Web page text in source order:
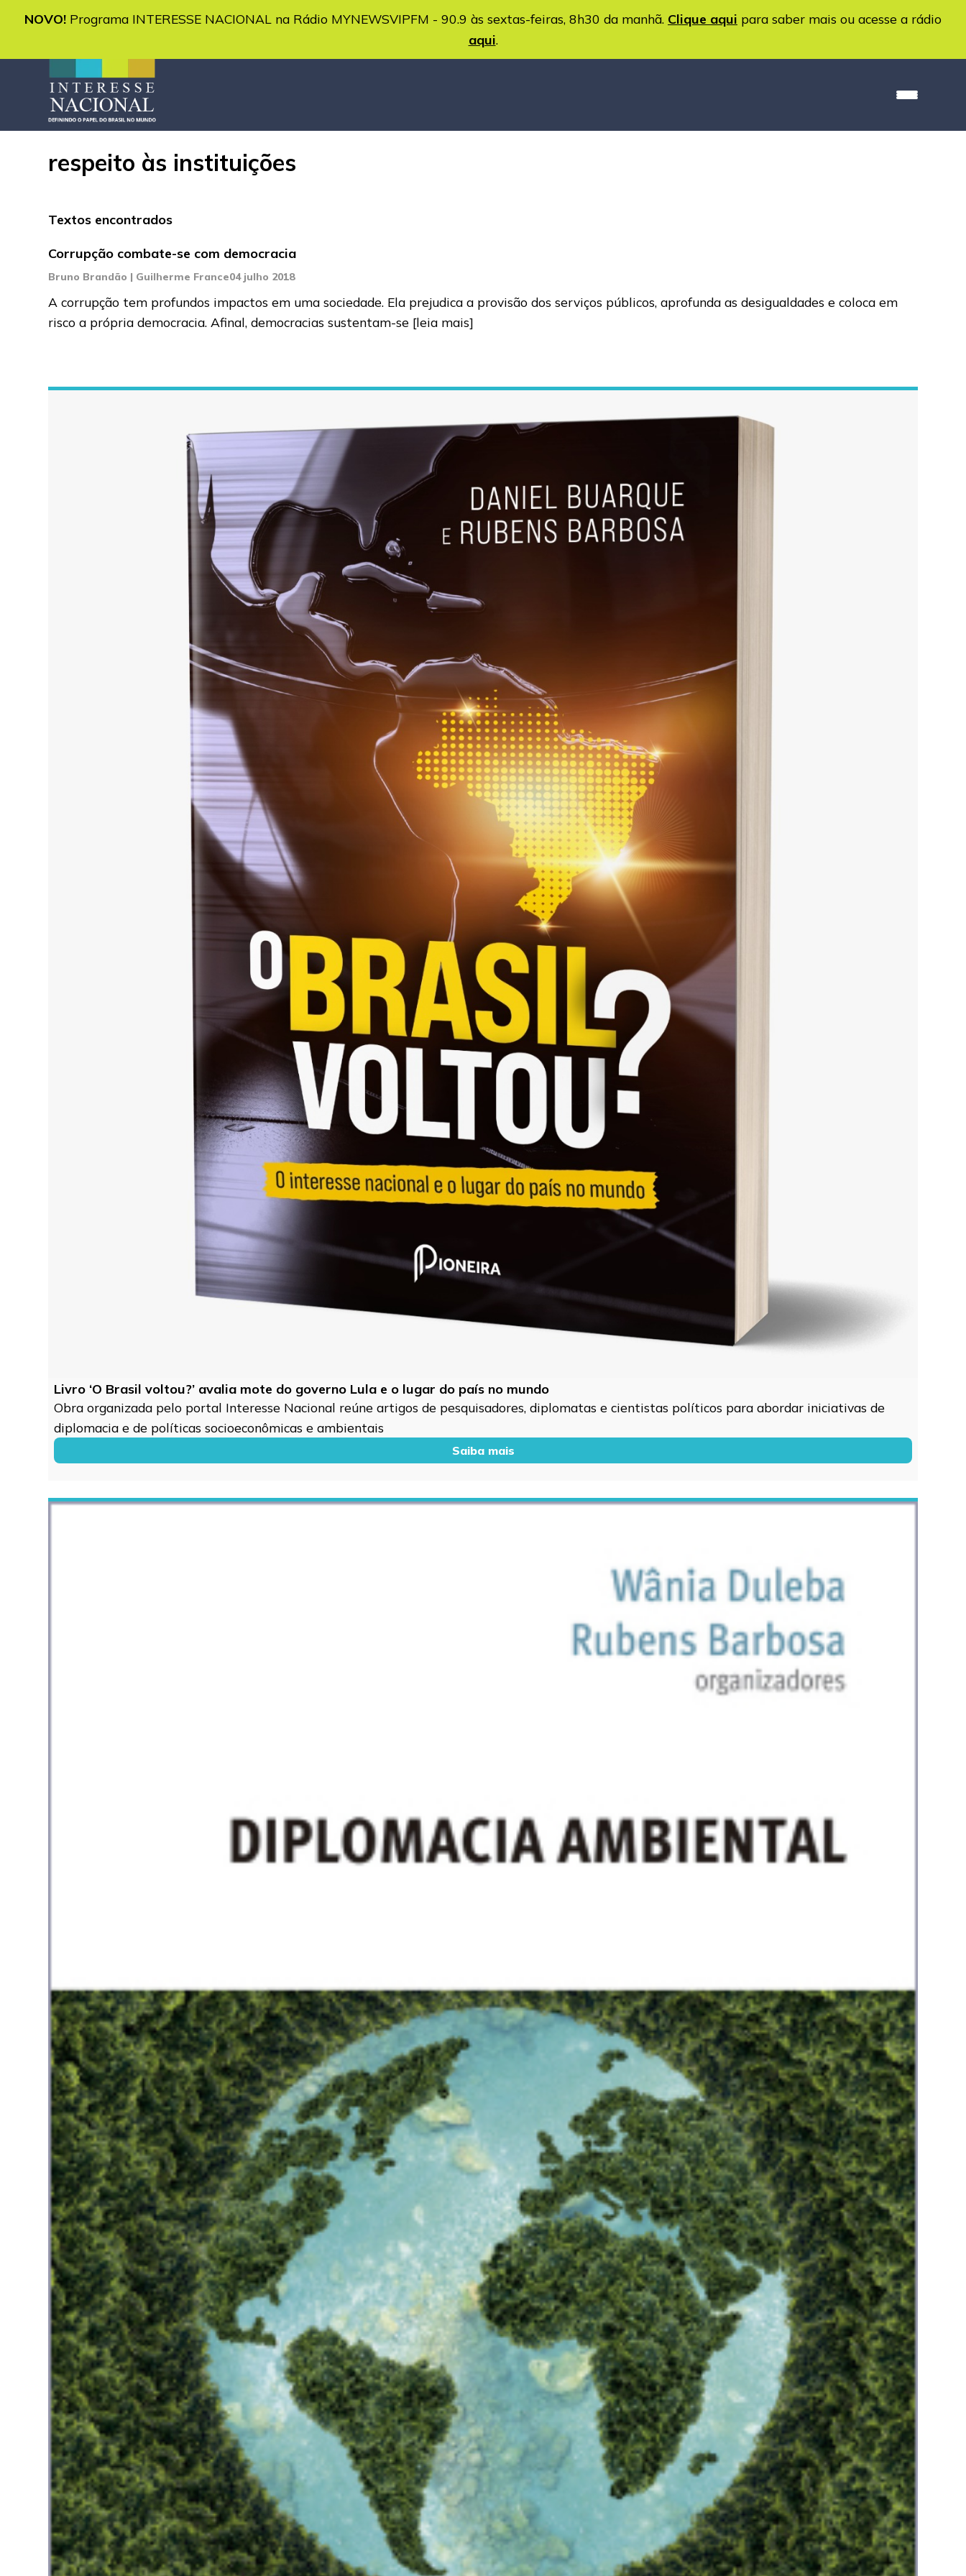
NOVO! Programa INTERESSE NACIONAL na Rádio MYNEWSVIPFM - 90.9 às sextas-feiras, 8h30 da manhã. Clique aqui para saber mais ou acesse a rádio
aqui.
respeito às instituições
Textos encontrados
Corrupção combate-se com democracia
Bruno Brandão | Guilherme France04 julho 2018
A corrupção tem profundos impactos em uma sociedade. Ela prejudica a provisão dos serviços públicos, aprofunda as desigualdades e coloca em
risco a própria democracia. Afinal, democracias sustentam-se [leia mais]
Livro ‘O Brasil voltou?’ avalia mote do governo Lula e o lugar do país no mundo
Obra organizada pelo portal Interesse Nacional reúne artigos de pesquisadores, diplomatas e cientistas políticos para abordar iniciativas de
diplomacia e de políticas socioeconômicas e ambientais
Saiba mais